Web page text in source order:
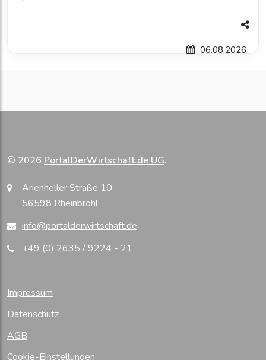
06.08.2026
© 2026 PortalDerWirtschaft.de UG.
Arienheller Straße 10
56598 Rheinbrohl
info@portalderwirtschaft.de
+49 (0) 2635 / 9224 - 21
Impressum
Datenschutz
AGB
Cookie-Einstellungen